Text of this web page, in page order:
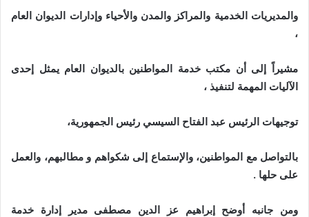
والمديريات الخدمية والمراكز والمدن والأحياء وإدارات الديوان العام
،
مشيراً إلى أن مكتب خدمة المواطنين بالديوان العام يمثل إحدى
الآليات المهمة لتنفيذ ،
توجيهات الرئيس عبد الفتاح السيسي رئيس الجمهورية،
بالتواصل مع المواطنين، والإستماع إلى شكواهم و مطالبهم، والعمل
على حلها .
ومن جانبه أوضح إبراهيم عز الدين مصطفى مدير إدارة خدمة